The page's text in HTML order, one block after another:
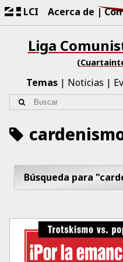
LCI Acerca de
Liga
Temas Noticias
Búsqueda para